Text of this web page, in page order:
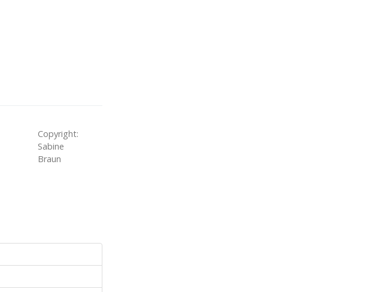
Copyright:
Sabine
Braun